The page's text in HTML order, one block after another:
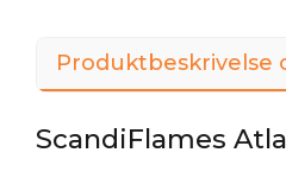
Produktbeskrivelse
ScandiFlames